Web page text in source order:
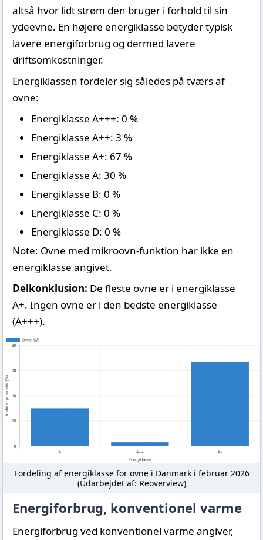
altså hvor lidt strøm den bruger i forhold til sin
ydeevne. En højere energiklasse betyder typisk
lavere energiforbrug og dermed lavere
driftsomkostninger.
Energiklassen fordeler sig således på tværs af
ovne:
Energiklasse A+++: 0 %
Energiklasse A++: 3 %
Energiklasse A+: 67 %
Energiklasse A: 30 %
Energiklasse B: 0 %
Energiklasse C: 0 %
Energiklasse D: 0 %
Note: Ovne med mikroovn-funktion har ikke en
energiklasse angivet.
Delkonklusion: De fleste ovne er i energiklasse
A+. Ingen ovne er i den bedste energiklasse
(A+++).
Fordeling af energiklasse for ovne i Danmark i februar 2026
(Udarbejdet af: Reoverview)
Energiforbrug, konventionel varme
Energiforbrug ved konventionel varme angiver,